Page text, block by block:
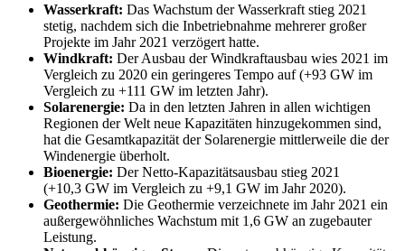
Wasserkraft: Das Wachstum der Wasserkraft stieg 2021
stetig, nachdem sich die Inbetriebnahme mehrerer großer
Projekte im Jahr 2021 verzögert hatte.
Windkraft: Der Ausbau der Windkraftausbau wies 2021 im
Vergleich zu 2020 ein geringeres Tempo auf (+93 GW im
Vergleich zu +111 GW im letzten Jahr).
Solarenergie: Da in den letzten Jahren in allen wichtigen
Regionen der Welt neue Kapazitäten hinzugekommen sind,
hat die Gesamtkapazität der Solarenergie mittlerweile die der
Windenergie überholt.
Bioenergie: Der Netto-Kapazitätsausbau stieg 2021
(+10,3 GW im Vergleich zu +9,1 GW im Jahr 2020).
Geothermie: Die Geothermie verzeichnete im Jahr 2021 ein
außergewöhnliches Wachstum mit 1,6 GW an zugebauter
Leistung.